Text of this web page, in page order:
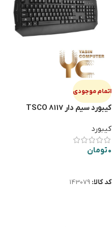
اتمام موجودی
کیبورد سیم دار TSCO 8117
کیبورد
0تومان
کد کالا: 143079